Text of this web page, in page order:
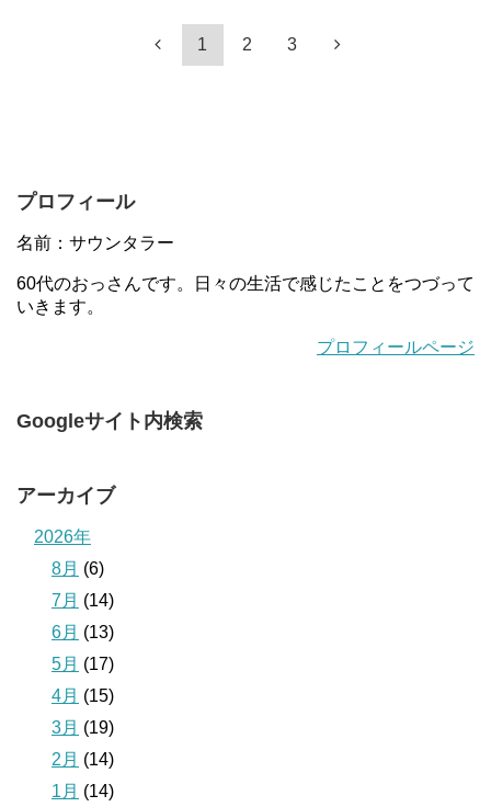
1 2 3
プロフィール
名前：サウンタラー
60代のおっさんです。日々の生活で感じたことをつづって
いきます。
プロフィールページ
Googleサイト内検索
アーカイブ
2026年
8月 (6)
7月 (14)
6月 (13)
5月 (17)
4月 (15)
3月 (19)
2月 (14)
1月 (14)